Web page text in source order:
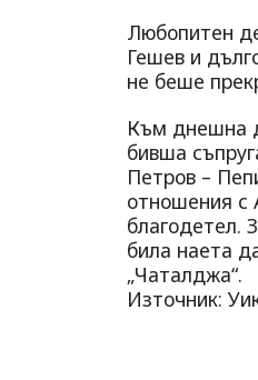
Любопитен
Гешев и
не беше
Към днешна
бивша
Петров –
отношения с
благодетел.
била наета
„Чаталджа“.
Източник: